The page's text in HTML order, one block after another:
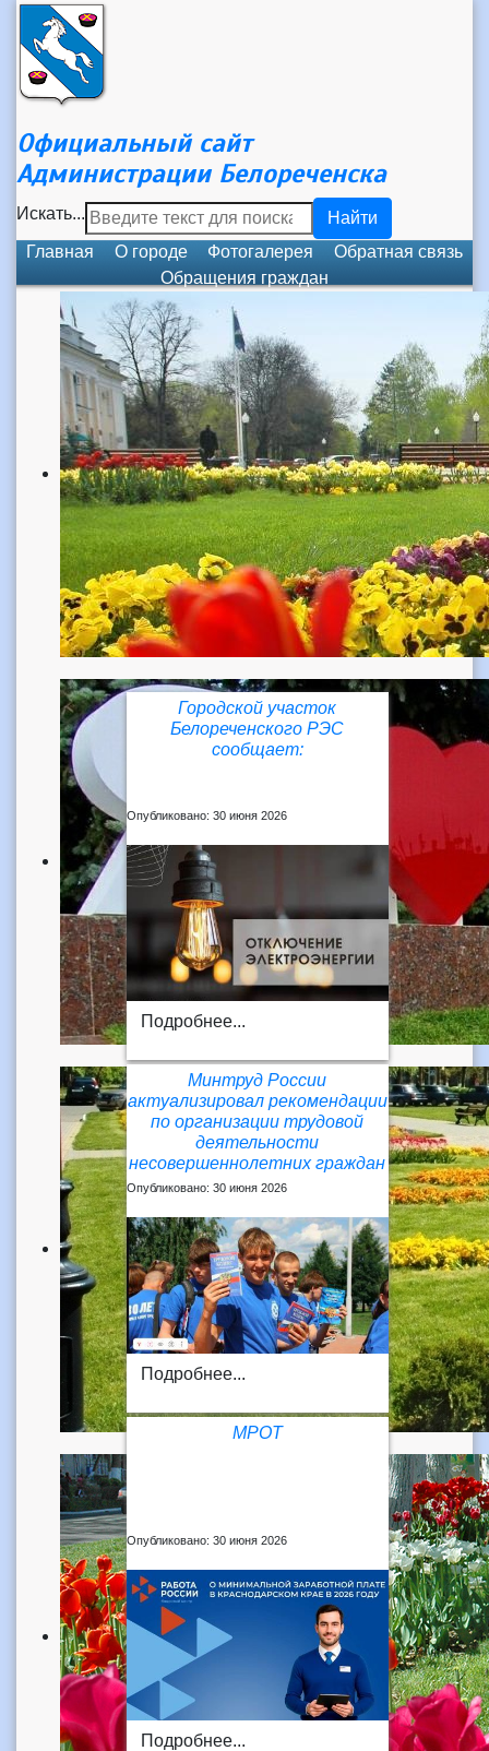
Официальный сайт
Администрации Белореченска
Искать...
Найти
Главная
О городе Фотогалерея
Обратная связь
Обращения граждан
Городской участок
Белореченского РЭС
сообщает:
Опубликовано: 30 июня 2026
Подробнее...
Минтруд России
актуализировал рекомендации
по организации трудовой
деятельности
несовершеннолетних граждан
Опубликовано: 30 июня 2026
Подробнее...
МРОТ
Опубликовано: 30 июня 2026
Подробнее...